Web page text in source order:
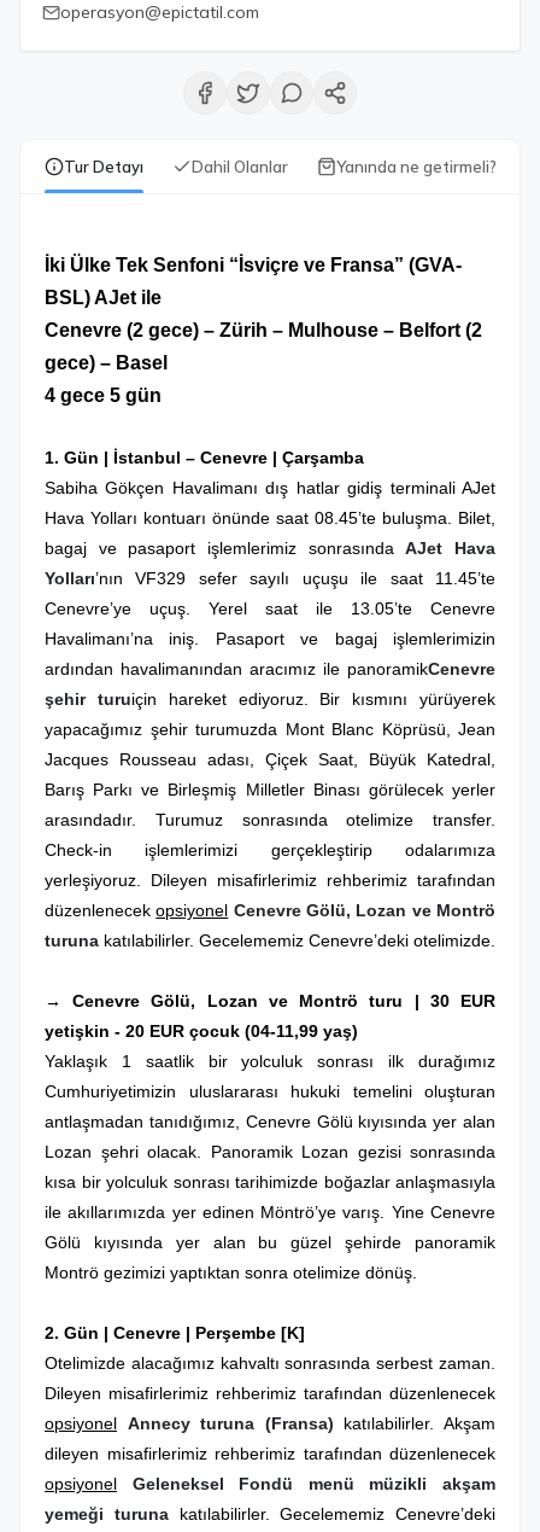
Tur Detayı Dahil Olanlar Yanında ne getirmeli?
İki Ülke Tek Senfoni “İsviçre ve Fransa” (GVA-
BSL) AJet ile
Cenevre (2 gece) – Zürih – Mulhouse – Belfort (2
gece) – Basel
4 gece 5 gün
1. Gün | İstanbul – Cenevre | Çarşamba
Sabiha Gökçen Havalimanı dış hatlar gidiş terminali AJet
Hava Yolları kontuarı önünde saat 08.45’te buluşma. Bilet,
bagaj ve pasaport işlemlerimiz sonrasındaAJet Hava
Yolları’nın VF329 sefer sayılı uçuşu ile saat 11.45’te
Cenevre’ye uçuş. Yerel saat ile 13.05’te Cenevre
Havalimanı’na iniş. Pasaport ve bagaj işlemlerimizin
ardından havalimanından aracımız ile panoramikCenevre
şehir turuiçin hareket ediyoruz. Bir kısmını yürüyerek
yapacağımız şehir turumuzda Mont Blanc Köprüsü, Jean
Jacques Rousseau adası, Çiçek Saat, Büyük Katedral,
Barış Parkı ve Birleşmiş Milletler Binası görülecek yerler
arasındadır. Turumuz sonrasında otelimize transfer.
Check-in işlemlerimizi gerçekleştirip odalarımıza
yerleşiyoruz. Dileyen misafirlerimiz rehberimiz tarafından
düzenlenecekopsiyonel Cenevre Gölü, Lozan ve Montrö
turuna katılabilirler. Gecelememiz Cenevre’deki otelimizde.
→ Cenevre Gölü, Lozan ve Montrö turu | 30 EUR
yetişkin - 20 EUR çocuk (04-11,99 yaş)
Yaklaşık 1 saatlik bir yolculuk sonrası ilk durağımız
Cumhuriyetimizin uluslararası hukuki temelini oluşturan
antlaşmadan tanıdığımız, Cenevre Gölü kıyısında yer alan
Lozan şehri olacak. Panoramik Lozan gezisi sonrasında
kısa bir yolculuk sonrası tarihimizde boğazlar anlaşmasıyla
ile akıllarımızda yer edinen Möntrö’ye varış. Yine Cenevre
Gölü kıyısında yer alan bu güzel şehirde panoramik
Montrö gezimizi yaptıktan sonra otelimize dönüş.
2. Gün | Cenevre | Perşembe [K]
Otelimizde alacağımız kahvaltı sonrasında serbest zaman.
Dileyen misafirlerimiz rehberimiz tarafından düzenlenecek
opsiyonel Annecy turuna (Fransa) katılabilirler. Akşam
dileyen misafirlerimiz rehberimiz tarafından düzenlenecek
opsiyonel
Geleneksel Fondü menü müzikli akşam
yemeği turunakatılabilirler. Gecelememiz Cenevre’deki
operasyon@epictatil.com